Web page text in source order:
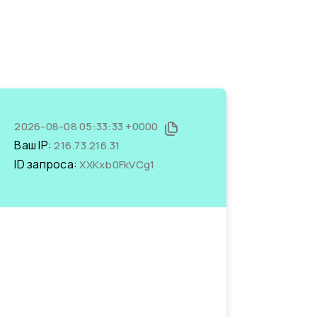
2026-08-08 05:33:33 +0000
Ваш IP:216.73.216.31
ID запроса:XXKxb0FkVCg1